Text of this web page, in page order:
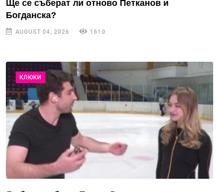
Ще се съберат ли отново Петканов и
Богданска?
AUGUST 04, 2026 1610
КЛЮКИ